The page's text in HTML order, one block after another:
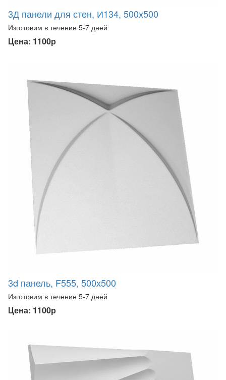
3Д панели для стен, И134, 500х500
Изготовим в течение 5-7 дней
Цена: 1100р
3d панель, F555, 500х500
Изготовим в течение 5-7 дней
Цена: 1100р